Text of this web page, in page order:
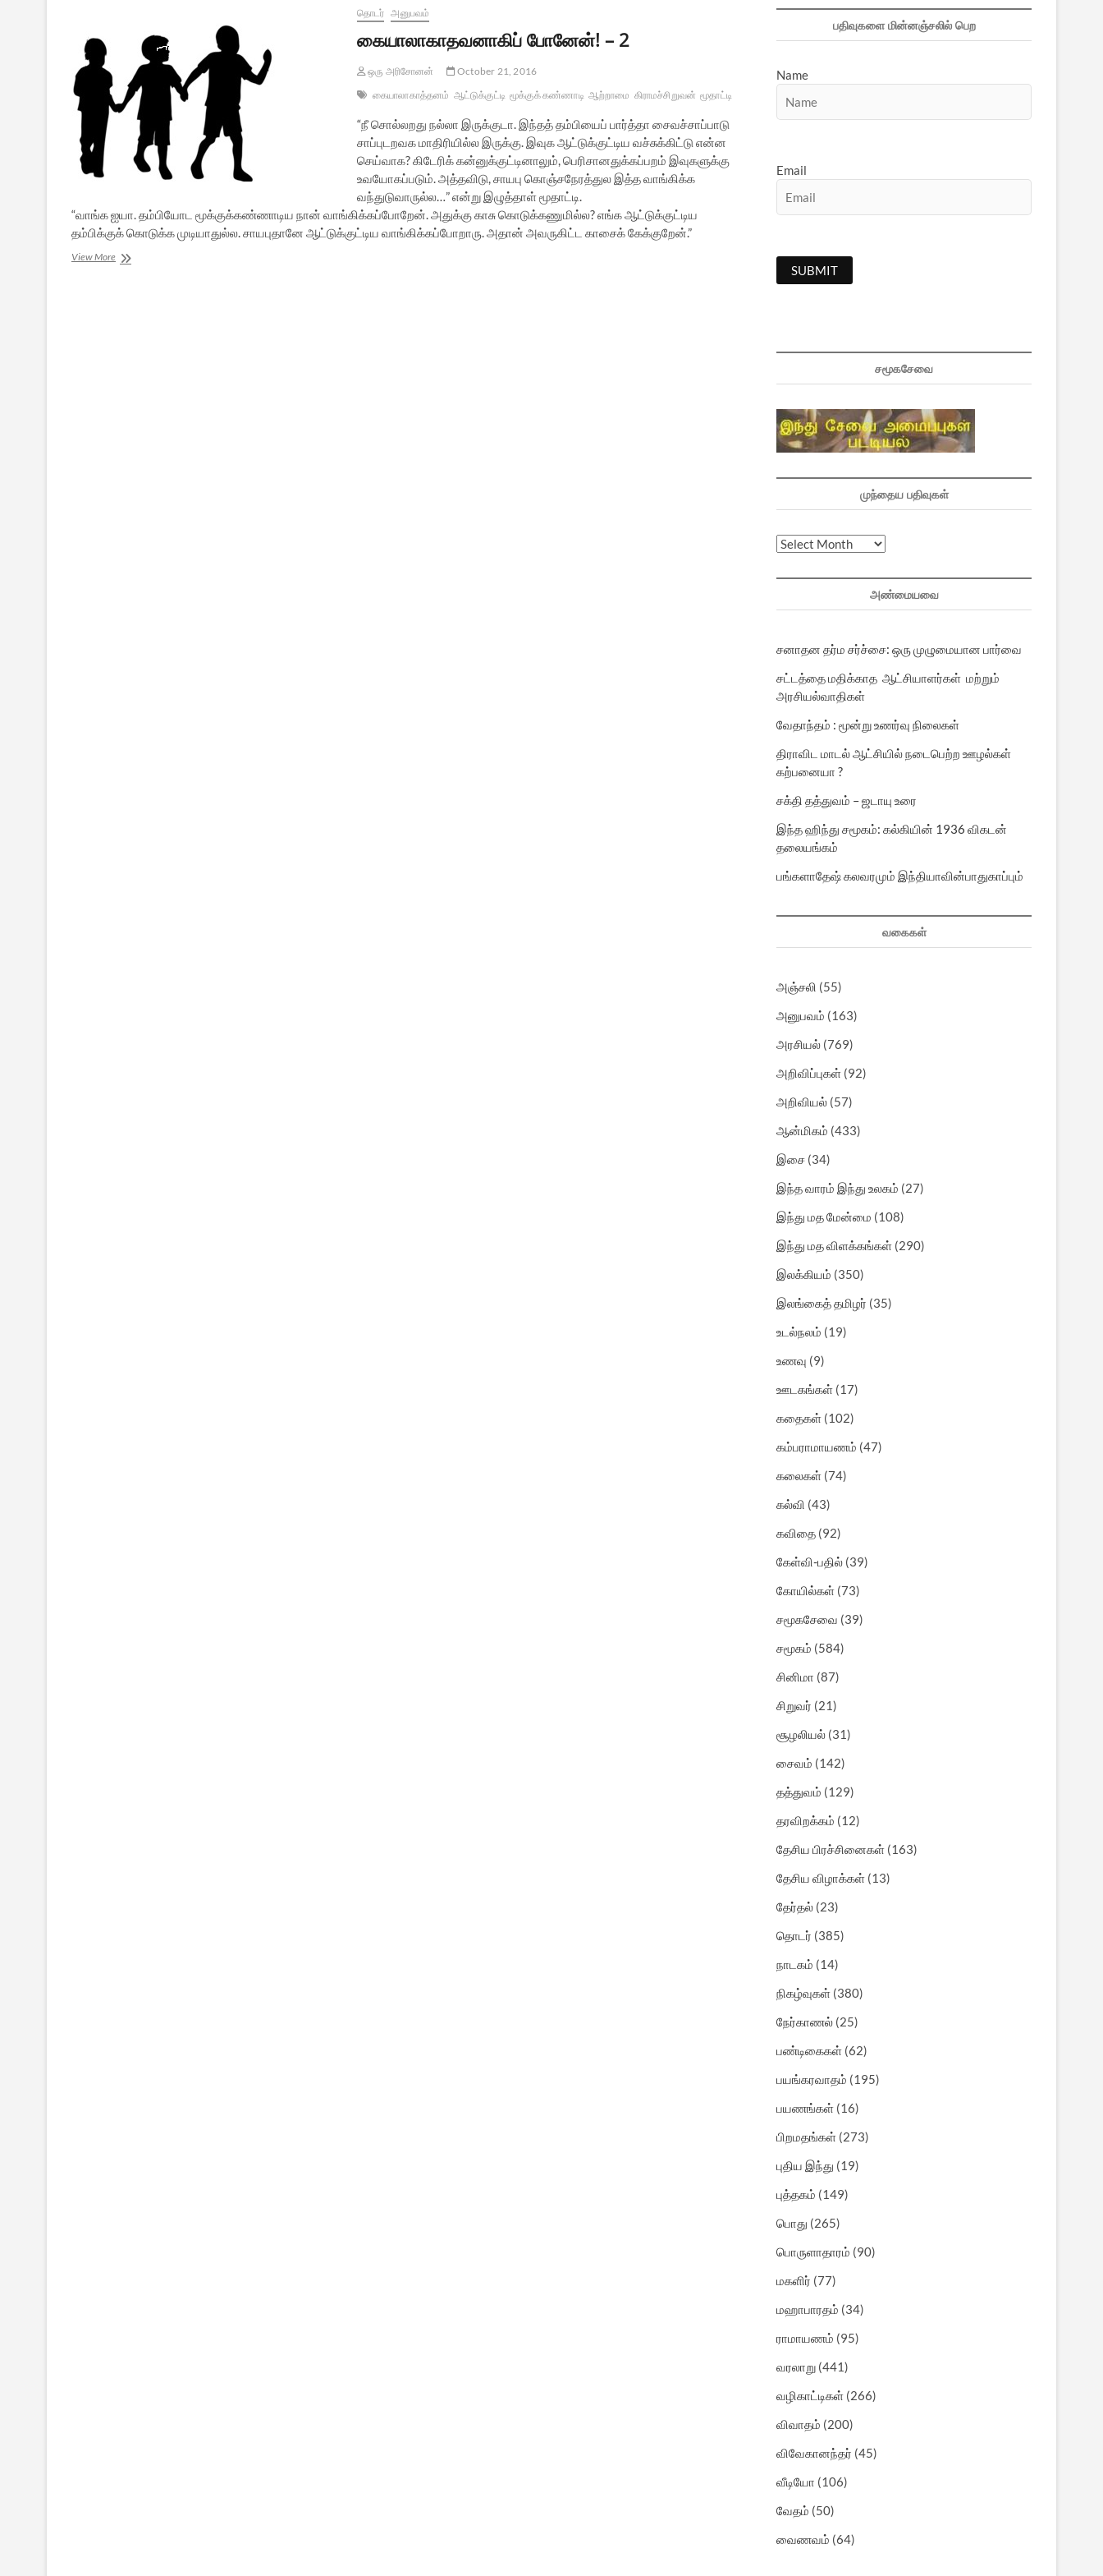
தொடர் அனுபவம்
கையாலாகாதவனாகிப் போனேன்! – 2
ஒரு அரிசோனன்
October 21, 2016
கையாலாகாத்தனம் ஆட்டுக்குட்டி மூக்குக் கண்ணாடி ஆற்றாமை கிராமச்சிறுவன் மூதாட்டி
“நீ சொல்லறது நல்லா இருக்குடா. இந்தத் தம்பியைப் பார்த்தா சைவச்சாப்பாடு
சாப்புடறவக மாதிரியில்ல இருக்கு. இவுக ஆட்டுக்குட்டிய வச்சுக்கிட்டு என்ன
செய்வாக? கிடேரிக் கன்னுக்குட்டினாலும், பெரிசானதுக்கப்பறம் இவுகளுக்கு
உவயோகப்படும். அத்தவிடு, சாயபு கொஞ்சநேரத்துல இத்த வாங்கிக்க
வந்துடுவாருல்ல…” என்று இழுத்தாள் மூதாட்டி.
“வாங்க ஐயா. தம்பியோட மூக்குக்கண்ணாடிய நான் வாங்கிக்கப்போறேன். அதுக்கு காசு கொடுக்கணுமில்ல? எங்க ஆட்டுக்குட்டிய
தம்பிக்குக் கொடுக்க முடியாதுல்ல. சாயபுதானே ஆட்டுக்குட்டிய வாங்கிக்கப்போறாரு. அதான் அவருகிட்ட காசைக் கேக்குறேன்.”
View Moreகையாலாகாதவனாகிப்
பதிவுகளை மின்னஞ்சலில் பெற
Name
Email
சமூகசேவை
முந்தைய பதிவுகள்
முந்தைய
அண்மையவை
சனாதன தர்ம சர்ச்சை: ஒரு முழுமையான பார்வை
சட்டத்தை மதிக்காத ஆட்சியாளர்கள் மற்றும்
அரசியல்வாதிகள்
வேதாந்தம் : மூன்று உணர்வு நிலைகள்
திராவிட மாடல் ஆட்சியில் நடைபெற்ற ஊழல்கள்
கற்பனையா ?
சக்தி தத்துவம் – ஜடாயு உரை
இந்த ஹிந்து சமூகம்: கல்கியின் 1936 விகடன்
தலையங்கம்
பங்களாதேஷ் கலவரமும் இந்தியாவின்பாதுகாப்பும்
வகைகள்
அஞ்சலி (55)
அனுபவம் (163)
அரசியல் (769)
அறிவிப்புகள் (92)
அறிவியல் (57)
ஆன்மிகம் (433)
இசை (34)
இந்த வாரம் இந்து உலகம் (27)
இந்து மத மேன்மை (108)
இந்து மத விளக்கங்கள் (290)
இலக்கியம் (350)
இலங்கைத் தமிழர் (35)
உடல்நலம் (19)
உணவு (9)
ஊடகங்கள் (17)
கதைகள் (102)
கம்பராமாயணம் (47)
கலைகள் (74)
கல்வி (43)
கவிதை (92)
கேள்வி-பதில் (39)
கோயில்கள் (73)
சமூகசேவை (39)
சமூகம் (584)
சினிமா (87)
சிறுவர் (21)
சூழலியல் (31)
சைவம் (142)
தத்துவம் (129)
தரவிறக்கம் (12)
தேசிய பிரச்சினைகள் (163)
தேசிய விழாக்கள் (13)
தேர்தல் (23)
தொடர் (385)
நாடகம் (14)
நிகழ்வுகள் (380)
நேர்காணல் (25)
பண்டிகைகள் (62)
பயங்கரவாதம் (195)
பயணங்கள் (16)
பிறமதங்கள் (273)
புதிய இந்து (19)
புத்தகம் (149)
பொது (265)
பொருளாதாரம் (90)
மகளிர் (77)
மஹாபாரதம் (34)
ராமாயணம் (95)
வரலாறு (441)
வழிகாட்டிகள் (266)
விவாதம் (200)
விவேகானந்தர் (45)
வீடியோ (106)
வேதம் (50)
வைணவம் (64)